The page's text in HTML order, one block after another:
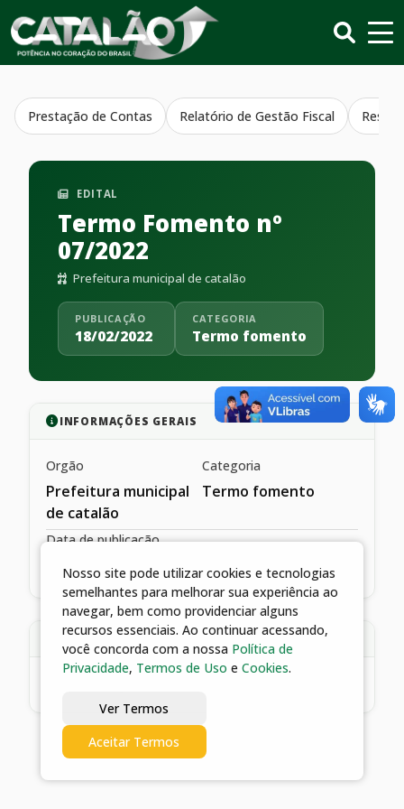
Prestação de Contas Relatório de Gestão Fiscal
EDITAL
Termo Fomento nº
07/2022
Prefeitura municipal de catalão
PUBLICAÇÃO
18/02/2022
CATEGORIA
Termo fomento
INFORMAÇÕES GERAIS
Orgão
Prefeitura municipal
de catalão
Categoria
Termo fomento
Data de publicação
18/02/2022
DESCRIÇÃO
Nosso site pode utilizar cookies e tecnologias
semelhantes para melhorar sua experiência ao
navegar, bem como providenciar alguns
recursos essenciais. Ao continuar acessando,
você concorda com a nossa Política de
Privacidade, Termos de Uso e Cookies.
Ver Termos
Aceitar Termos